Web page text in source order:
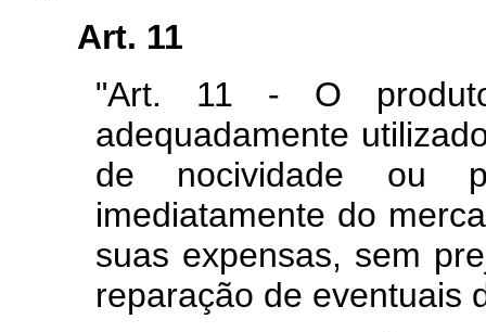
Art. 11
"Art. 11 - O
adequadamente
de nocividade ou
imediatamente do
suas expensas, sem
reparação de eventuais